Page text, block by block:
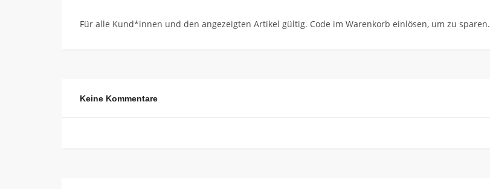
Für alle Kund*innen und den angezeigten Artikel gültig. Code im Warenkorb einlösen, um zu sparen.
Keine Kommentare